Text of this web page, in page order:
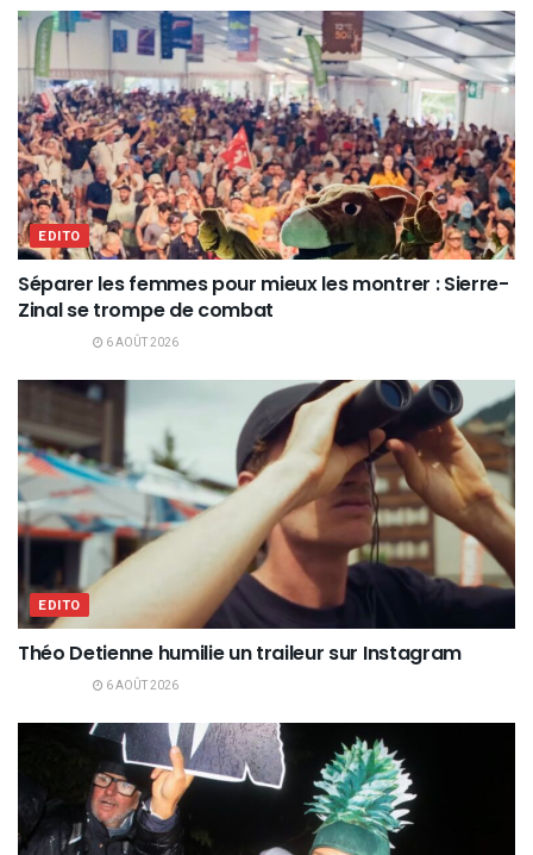
EDITO
Séparer les femmes pour mieux les montrer : Sierre-
Zinal se trompe de combat
6 AOÛT 2026
EDITO
Théo Detienne humilie un traileur sur Instagram
6 AOÛT 2026